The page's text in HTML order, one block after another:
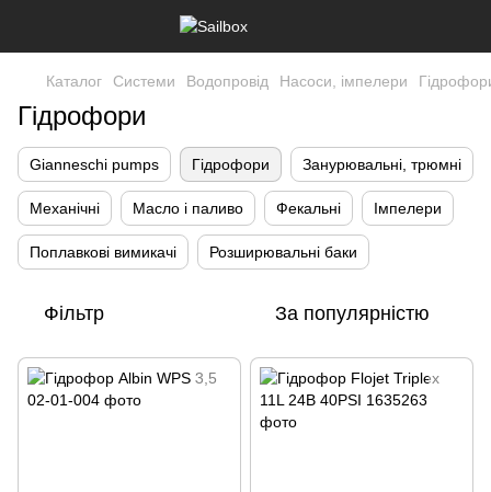
Каталог Системи Водопровід Насоси, імпелери
Гідрофори
Gianneschi pumps Гідрофори Занурювальні, трюмні
Механічні Масло і паливо Фекальні Імпелери
Поплавкові вимикачі Розширювальні баки
Фільтр За популярністю